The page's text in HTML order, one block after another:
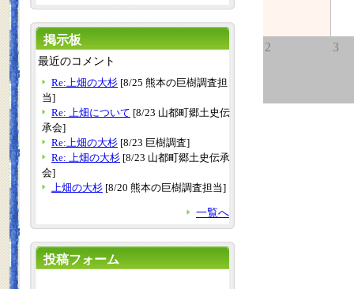
2 3
掲示板
最近のコメント
Re:上畑の大杉 [8/25 熊本の巨樹調査担
当]
Re: 上畑について [8/23 山都町郷土史伝
承会]
Re:上畑の大杉 [8/23 巨樹調査]
Re: 上畑の大杉 [8/23 山都町郷土史伝承
会]
上畑の大杉 [8/20 熊本の巨樹調査担当]
一覧へ
投稿フォーム